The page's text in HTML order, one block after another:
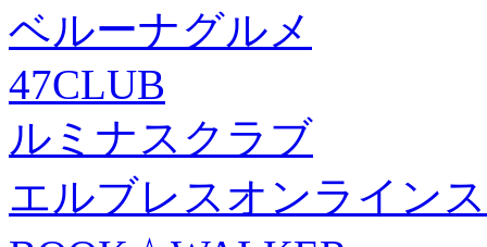
ベルーナグルメ
47CLUB
ルミナスクラブ
エルブレスオンライン